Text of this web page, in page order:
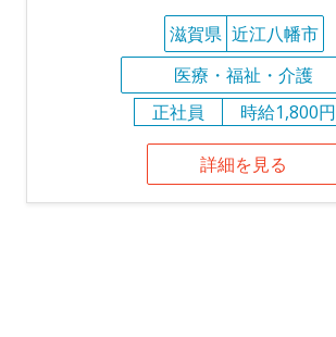
滋賀県 近江八幡市
医療・福祉・介護
正社員
時給1,800円
詳細を見る